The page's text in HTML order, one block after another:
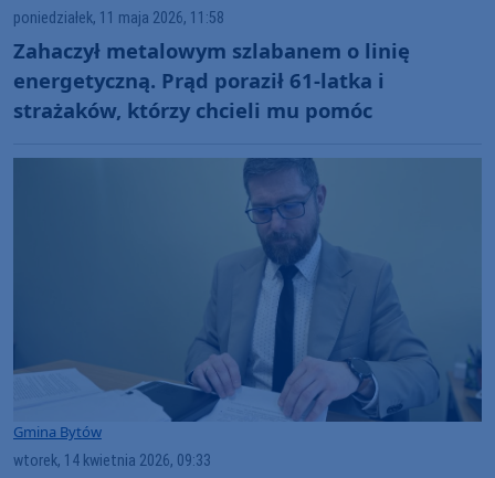
poniedziałek, 11 maja 2026, 11:58
Zahaczył metalowym szlabanem o linię
energetyczną. Prąd poraził 61-latka i
strażaków, którzy chcieli mu pomóc
Gmina Bytów
wtorek, 14 kwietnia 2026, 09:33